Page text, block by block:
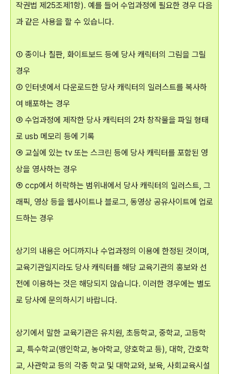
작권법 제25조제1항). 예를 들어 수업과정에 필요한 경우 다음
과 같은 사용을 할 수 있습니다.
① 종이나 칠판, 화이트보드 등에 당사 캐릭터의 그림을 그릴
경우
② 인터넷에서 다운로드한 당사 캐릭터의 일러스트를 복사하
여 배포하는 경우
③ 수업과정에 제작한 당사 캐릭터의 2차 창작물을 파일 형태
로 usb 메모리 등에 기록
④ 교실에 있는 tv 또는 스크린 등에 당사 캐릭터를 포함된 영
상을 영사하는 경우
⑤ ccp에서 허락하는 범위내에서 당사 캐릭터의 일러스트, 그
래픽, 영상 등을 웹사이트나 블로그, 동영상 공유사이트에 업로
드하는 경우
상기의 내용은 어디까지나 수업과정의 이용에 한정된 것이며,
교육기관일지라도 당사 캐릭터를 해당 교육기관의 홍보와 선
전에 이용하는 것은 해당되지 않습니다. 이러한 경우에는 별도
로 당사에 문의하시기 바랍니다.
상기에서 말한 교육기관은 유치원, 초등학교, 중학교, 고등학
교, 특수학교(맹인학교, 농아학교, 양호학교 등), 대학, 간호학
교, 사관학교 등의 각종 학교 및 대학교와, 보육, 사회교육시설